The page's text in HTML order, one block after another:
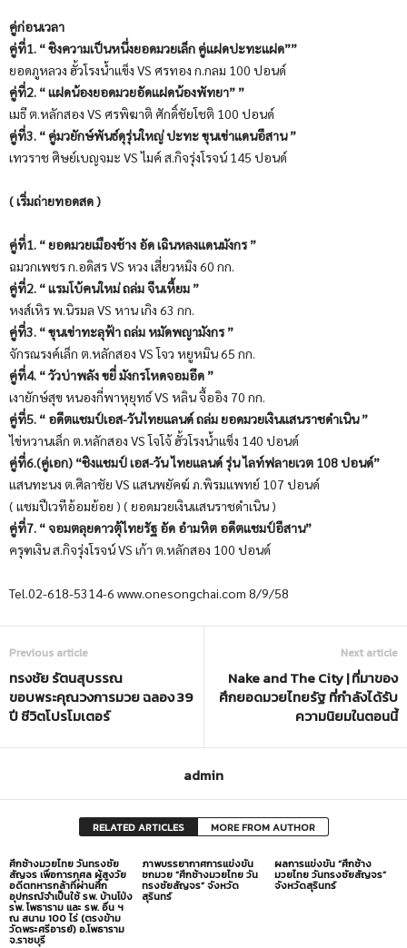
คู่ก่อนเวลา
คู่ที่1. “ ชิงความเป็นหนึ่งยอดมวยเล็ก คู่แฝดปะทะแฝด””
ยอดภูหลวง ฮั้วโรงน้ำแข็ง VS ศรทอง ก.กลม 100 ปอนด์
คู่ที่2. “ แฝดน้องยอดมวยอัดแฝดน้องพัทยา” ”
เมธี ต.หลักสอง VS ศรพิฆาติ ศักดิ์ชัยโชติ 100 ปอนด์
คู่ที่3. “ คู่มวยักษ์พันธ์ดุรุ่นใหญ่ ปะทะ ขุนเข่าแดนอีสาน ”
เทวราช ศิษย์เบญจมะ VS ไมค์ ส.กิจรุ่งโรจน์ 145 ปอนด์
( เริ่มถ่ายทอดสด )
คู่ที่1. “ ยอดมวยเมืองช้าง อัด เฉินหลงแดนมังกร ”
ฉมวกเพชร ก.อดิสร VS หวง เสี่ยวหมิง 60 กก.
คู่ที่2. “ แรมโบ้คนใหม่ ถล่ม จีนเหี้ยม ”
หงส์เหิร พ.นิรมล VS หาน เกิง 63 กก.
คู่ที่3. “ ขุนเข่าทะลุฟ้า ถล่ม หมัดพญามังกร ”
จักรณรงค์เล็ก ต.หลักสอง VS โจว หยูหมิน 65 กก.
คู่ที่4. “ วัวบ่าพลัง ขยี่ มังกรโหดจอมอึด ”
เงายักษ์สุข หนองกี่พาหุยุทธ์ VS หลิน จื้ออิง 70 กก.
คู่ที่5. “ อดีตแชมป์เอส-วันไทยแลนด์ ถล่ม ยอดมวยเงินแสนราชดำเนิน ”
ไข่หวานเล็ก ต.หลักสอง VS โจโจ้ ฮั้วโรงน้ำแข็ง 140 ปอนด์
คู่ที่6.(คู่เอก) “ชิงแชมป์ เอส-วัน ไทยแลนด์ รุ่น ไลท์ฟลายเวต 108 ปอนด์”
แสนทะนง ต.ศิลาชัย VS แสนพยัคฆ์ ภ.พิรมแพทย์ 107 ปอนด์
( แชมปืเวทีอ้อมย้อย ) ( ยอดมวยเงินแสนราชดำเนิน )
คู่ที่7. “ จอมตลุยดาวตุ้ไทยรัฐ อัด อำมหิต อดีตแชมป์อีสาน”
ครุฑเงิน ส.กิจรุ่งโรจน์ VS เก้า ต.หลักสอง 100 ปอนด์
Tel.02-618-5314-6 www.onesongchai.com 8/9/58
Previous article
ทรงชัย รัตนสุบรรณ
ขอบพระคุณวงการมวย ฉลอง 39
ปี ชีวิตโปรโมเตอร์
Next article
Nake and The City | ที่มาของ
ศึกยอดมวยไทยรัฐ ที่กำลังได้รับ
ความนิยมในตอนนี้
admin
RELATED ARTICLES MORE FROM AUTHOR
ศึกช้างมวยไทย วันทรงชัย
สัญจร เพื่อการกุศล ผู้สูงวัย
อดีตทหารกล้าที่ผ่านศึก
อุปกรณ์จำเป็นใช้ รพ. บ้านโป่ง
รพ. โพธาราม และ รพ. อื่น ฯ
ณ สนาม 100 ไร่ (ตรงข้าม
วัดพระศรีอารย์) อ.โพธาราม
จ.ราชบุรี
ภาพบรรยากาศการแข่งขัน
ชกมวย “ศึกช้างมวยไทย วัน
ทรงชัยสัญจร” จังหวัด
สุรินทร์
ผลการแข่งขัน “ศึกช้าง
มวยไทย วันทรงชัยสัญจร”
จังหวัดสุรินทร์